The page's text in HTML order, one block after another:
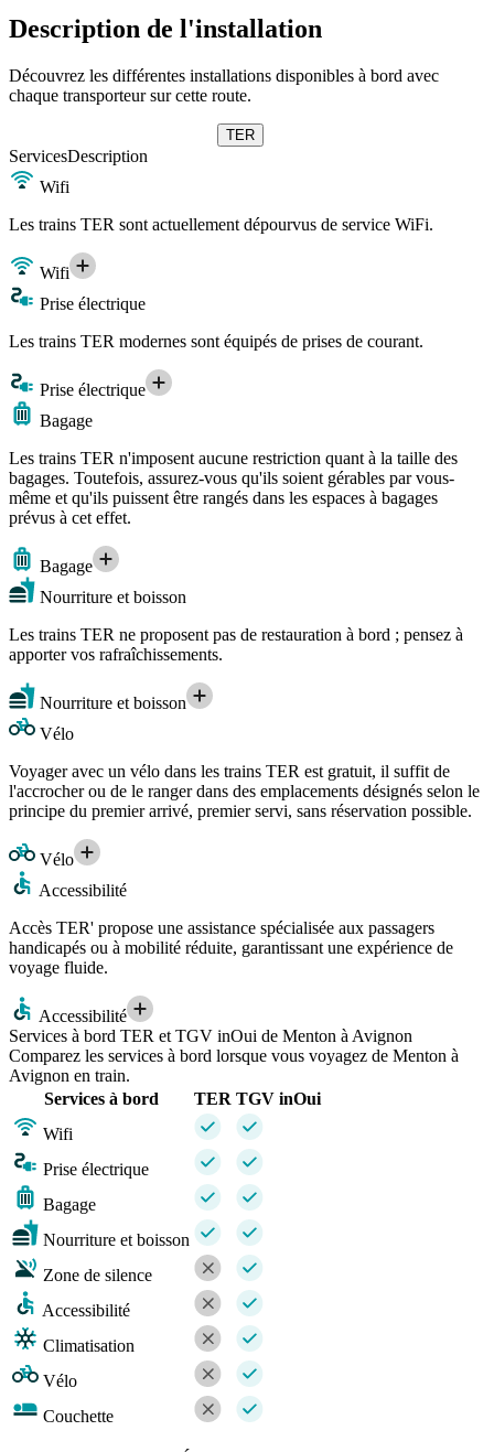
Description de l'installation
Découvrez les différentes installations disponibles à bord avec
chaque transporteur sur cette route.
TER
ServicesDescription
Wifi
Les trains TER sont actuellement dépourvus de service WiFi.
Wifi
Prise électrique
Les trains TER modernes sont équipés de prises de courant.
Prise électrique
Bagage
Les trains TER n'imposent aucune restriction quant à la taille des
bagages. Toutefois, assurez-vous qu'ils soient gérables par vous-
même et qu'ils puissent être rangés dans les espaces à bagages
prévus à cet effet.
Bagage
Nourriture et boisson
Les trains TER ne proposent pas de restauration à bord ; pensez à
apporter vos rafraîchissements.
Nourriture et boisson
Vélo
Voyager avec un vélo dans les trains TER est gratuit, il suffit de
l'accrocher ou de le ranger dans des emplacements désignés selon le
principe du premier arrivé, premier servi, sans réservation possible.
Vélo
Accessibilité
Accès TER' propose une assistance spécialisée aux passagers
handicapés ou à mobilité réduite, garantissant une expérience de
voyage fluide.
Accessibilité
Services à bord TER et TGV inOui de Menton à Avignon
Comparez les services à bord lorsque vous voyagez de Menton à
Avignon en train.
Services à bord
TER TGV inOui
Wifi
Prise électrique
Bagage
Nourriture et boisson
Zone de silence
Accessibilité
Climatisation
Vélo
Couchette